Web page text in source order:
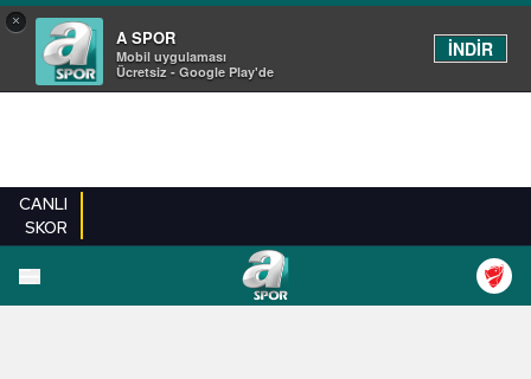
×
A SPOR
Mobil uygulaması
Ücretsiz - Google Play'de
İNDİR
CANLI
SKOR
EN YENILER